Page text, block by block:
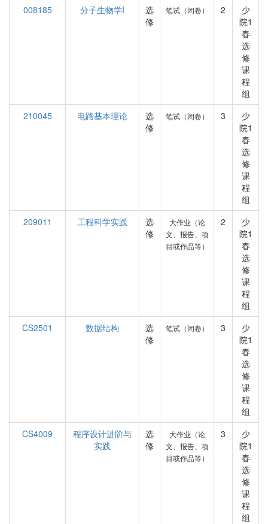
008185 分子生物学I
选
修
笔试（闭卷） 2
少
院1
春
选
修
课
程
组
210045
电路基本理论
选
修
笔试（闭卷） 3
少
院1
春
选
修
课
程
组
209011
工程科学实践
选
修
大作业（论
文、报告、项
目或作品等）
2
少
院1
春
选
修
课
程
组
CS2501
数据结构
选
修
笔试（闭卷） 3
少
院1
春
选
修
课
程
组
CS4009
程序设计进阶与
实践
选
修
大作业（论
文、报告、项
目或作品等）
3
少
院1
春
选
修
课
程
组